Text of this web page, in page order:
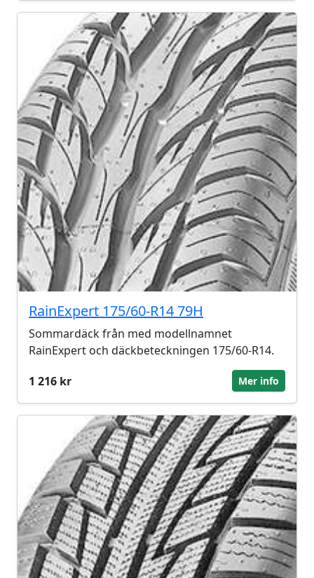
RainExpert 175/60-R14 79H
Sommardäck från med modellnamnet
RainExpert och däckbeteckningen 175/60-R14.
1 216 kr
Mer info